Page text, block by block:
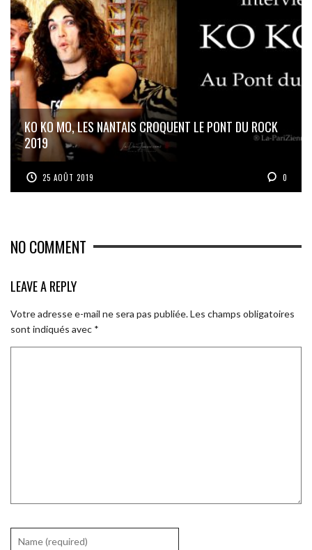
KO KO MO, LES NANTAIS CROQUENT LE PONT DU ROCK
2019
25 AOÛT 2019 0
NO COMMENT
LEAVE A REPLY
Votre adresse e-mail ne sera pas publiée.Les champs obligatoires
sont indiqués avec *